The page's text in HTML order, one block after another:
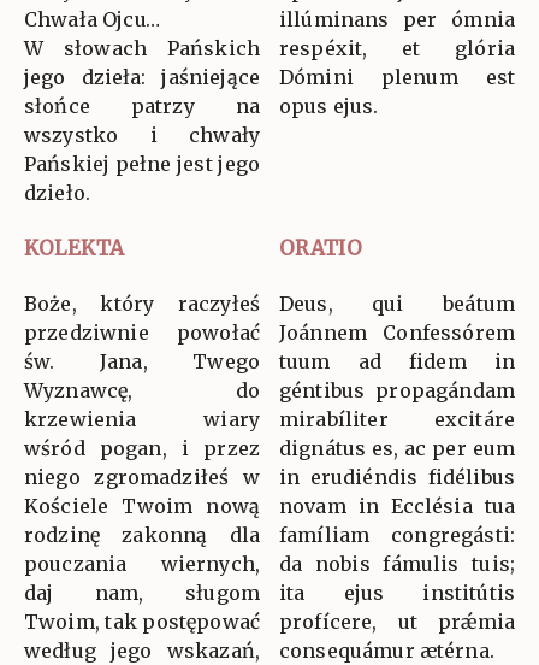
Chwała Ojcu…
W słowach Pańskich
jego dzieła: jaśniejące
słońce patrzy na
wszystko i chwały
Pańskiej pełne jest jego
dzieło.
illúminans per ómnia
respéxit, et glória
Dómini plenum est
opus ejus.
KOLEKTA ORATIO
Boże, który raczyłeś
przedziwnie powołać
św. Jana, Twego
Wyznawcę, do
krzewienia wiary
wśród pogan, i przez
niego zgromadziłeś w
Kościele Twoim nową
rodzinę zakonną dla
pouczania wiernych,
daj nam, sługom
Twoim, tak postępować
według jego wskazań,
Deus, qui beátum
Joánnem Confessórem
tuum ad fidem in
géntibus propagándam
mirabíliter excitáre
dignátus es, ac per eum
in erudiéndis fidélibus
novam in Ecclésia tua
famíliam congregásti:
da nobis fámulis tuis;
ita ejus institútis
profícere, ut prǽmia
consequámur ætérna.